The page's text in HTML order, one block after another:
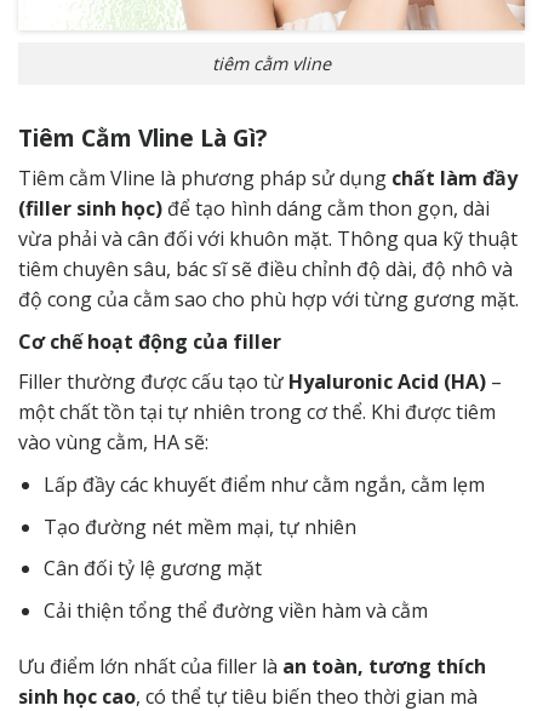
tiêm cằm vline
Tiêm Cằm Vline Là Gì?
Tiêm cằm Vline là phương pháp sử dụng chất làm đầy
(filler sinh học) để tạo hình dáng cằm thon gọn, dài
vừa phải và cân đối với khuôn mặt. Thông qua kỹ thuật
tiêm chuyên sâu, bác sĩ sẽ điều chỉnh độ dài, độ nhô và
độ cong của cằm sao cho phù hợp với từng gương mặt.
Cơ chế hoạt động của filler
Filler thường được cấu tạo từ Hyaluronic Acid (HA) –
một chất tồn tại tự nhiên trong cơ thể. Khi được tiêm
vào vùng cằm, HA sẽ:
Lấp đầy các khuyết điểm như cằm ngắn, cằm lẹm
Tạo đường nét mềm mại, tự nhiên
Cân đối tỷ lệ gương mặt
Cải thiện tổng thể đường viền hàm và cằm
Ưu điểm lớn nhất của filler là an toàn, tương thích
sinh học cao, có thể tự tiêu biến theo thời gian mà